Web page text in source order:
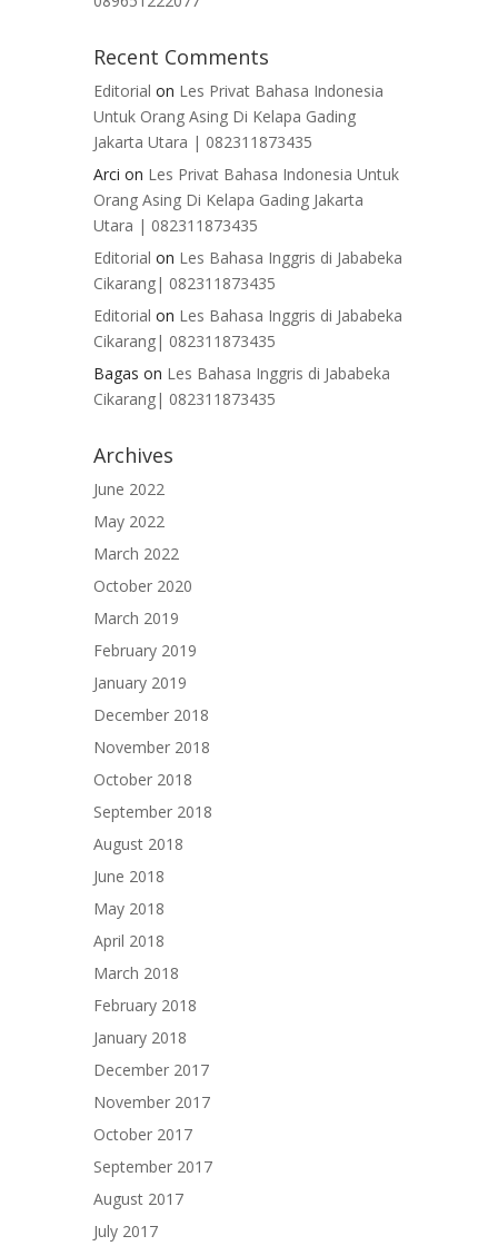
Recent Comments
Editorial on Les Privat Bahasa Indonesia
Untuk Orang Asing Di Kelapa Gading
Jakarta Utara | 082311873435
Arci on Les Privat Bahasa Indonesia Untuk
Orang Asing Di Kelapa Gading Jakarta
Utara | 082311873435
Editorial on Les Bahasa Inggris di Jababeka
Cikarang| 082311873435
Editorial on Les Bahasa Inggris di Jababeka
Cikarang| 082311873435
Bagas on Les Bahasa Inggris di Jababeka
Cikarang| 082311873435
Archives
June 2022
May 2022
March 2022
October 2020
March 2019
February 2019
January 2019
December 2018
November 2018
October 2018
September 2018
August 2018
June 2018
May 2018
April 2018
March 2018
February 2018
January 2018
December 2017
November 2017
October 2017
September 2017
August 2017
July 2017